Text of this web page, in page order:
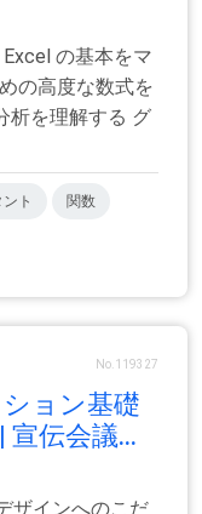
の基本をマ
の高度な数式を
析を理解する グ
ト 関数
No.119327
ョン基礎
宣伝会議...
ザインへのこだ